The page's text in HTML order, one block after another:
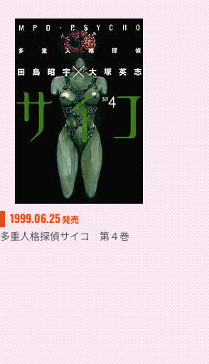
1999.06.25発売
多重人格探偵サイコ 第４巻